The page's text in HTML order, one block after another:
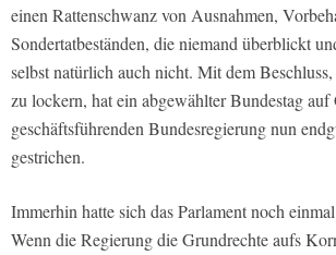
einen Rattenschwanz von Ausnahmen,
Sondertatbeständen, die niemand überblickt
selbst natürlich auch nicht. Mit dem
zu lockern, hat ein abgewählter Bundestag auf
geschäftsführenden Bundesregierung nun
gestrichen.
Immerhin hatte sich das Parlament noch
Wenn die Regierung die Grundrechte aufs